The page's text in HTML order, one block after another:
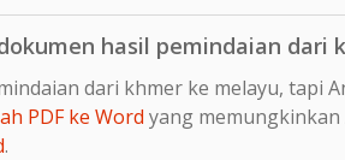
hasil pemindaian dari
dari khmer ke melayu, tapi
PDF ke Word yang memungkinkan
.